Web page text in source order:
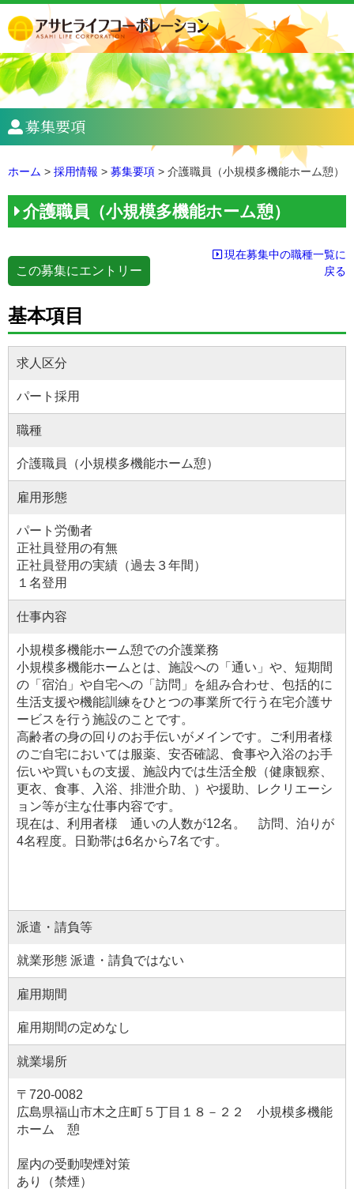
募集要項
ホーム > 採用情報 > 募集要項 > 介護職員（小規模多機能ホーム憩）
介護職員（小規模多機能ホーム憩）
この募集にエントリー
現在募集中の職種一覧に
戻る
基本項目
求人区分
パート採用
職種
介護職員（小規模多機能ホーム憩）
雇用形態
パート労働者
正社員登用の有無
正社員登用の実績（過去３年間）
１名登用
仕事内容
小規模多機能ホーム憩での介護業務
小規模多機能ホームとは、施設への「通い」や、短期間
の「宿泊」や自宅への「訪問」を組み合わせ、包括的に
生活支援や機能訓練をひとつの事業所で行う在宅介護サ
ービスを行う施設のことです。
高齢者の身の回りのお手伝いがメインです。ご利用者様
のご自宅においては服薬、安否確認、食事や入浴のお手
伝いや買いもの支援、施設内では生活全般（健康観察、
更衣、食事、入浴、排泄介助、）や援助、レクリエーシ
ョン等が主な仕事内容です。
現在は、利用者様 通いの人数が12名。 訪問、泊りが
4名程度。日勤帯は6名から7名です。
派遣・請負等
就業形態 派遣・請負ではない
雇用期間
雇用期間の定めなし
就業場所
〒720-0082
広島県福山市木之庄町５丁目１８－２２ 小規模多機能
ホーム 憩
屋内の受動喫煙対策
あり（禁煙）